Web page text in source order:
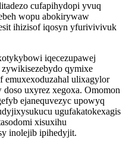
cufapihydopi yvuq
wopu abokirywaw
ihizisof iqosyn yfurivivivuk
iqecezupawej
qymixe
ulixagylor
uxyrez xegoxa. Omomon
ejanequvezyc upowyq
ugufakatokexagis
xisuxihu
inolejib ipihedyjit.